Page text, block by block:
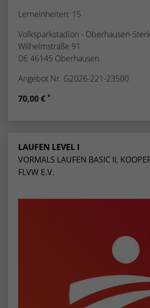
Lerneinheiten: 15
Volksparkstadion - Oberhausen-
Wilhelmstraße 91
DE 46145 Oberhausen
Angebot Nr. G2026-221-23500
70,00 € *
LAUFEN LEVEL I
VORMALS LAUFEN BASIC II,
FLVW E.V.